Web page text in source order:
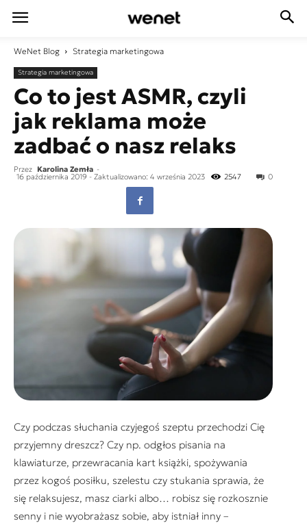
WeNet Blog Strategia marketingowa
Strategia marketingowa
Co to jest ASMR, czyli
jak reklama może
zadbać o nasz relaks
Przez Karolina Zemła -
16 października 2019 - Zaktualizowano: 4 września 2023 0
2547
Czy podczas słuchania czyjegoś szeptu przechodzi Cię
przyjemny dreszcz? Czy np. odgłos pisania na
klawiaturze, przewracania kart książki, spożywania
przez kogoś posiłku, szelestu czy stukania sprawia, że
się relaksujesz, masz ciarki albo… robisz się rozkosznie
senny i nie wyobrażasz sobie, aby istniał inny –